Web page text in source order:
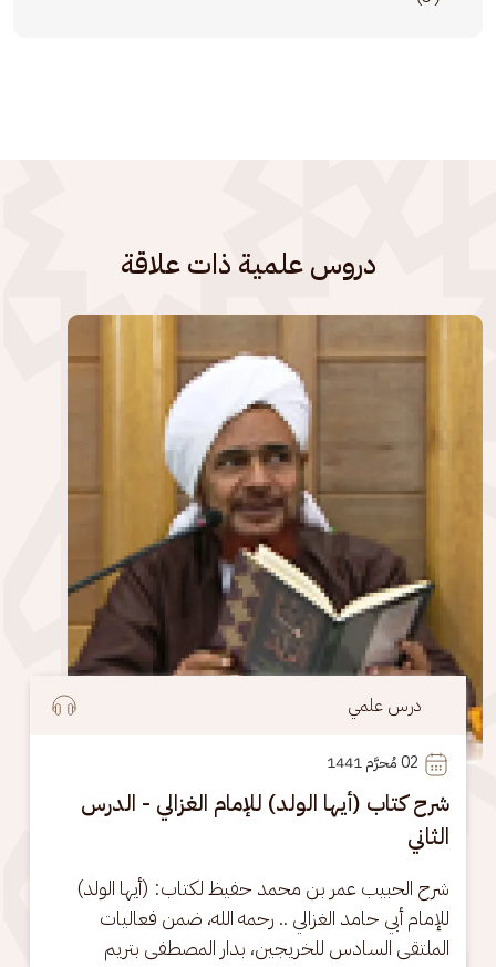
دروس علمية ذات علاقة
الصورة
درس علمي
02
شرح كتاب (أيها الولد) للإمام الغزالي - الدرس
الثاني
شرح الحبيب عمر بن محمد حفيظ لكتاب: (أيها الولد)
للإمام أبي حامد الغزالي .. رحمه الله، ضمن فعاليات
الملتقى السادس للخريجين، بدار المصطفى بتريم